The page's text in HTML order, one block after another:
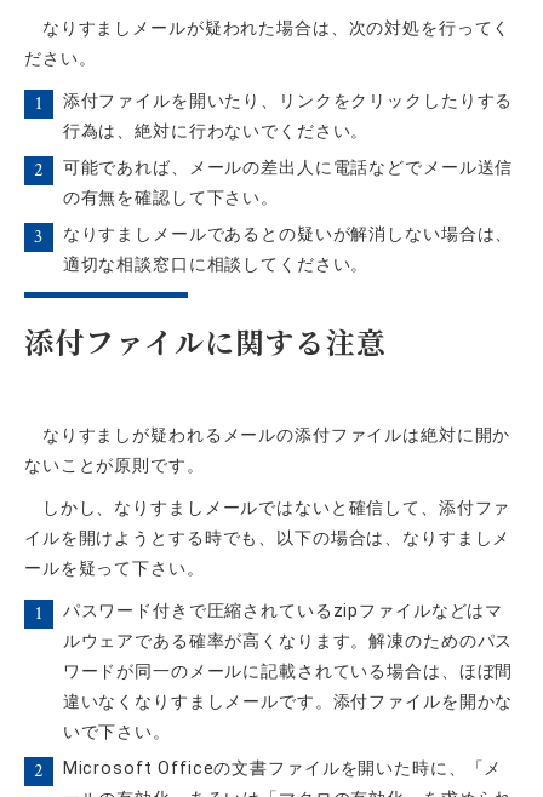
なりすましメールが疑われた場合は、次の対処を行ってく
ださい。
添付ファイルを開いたり、リンクをクリックしたりする
行為は、絶対に行わないでください。
可能であれば、メールの差出人に電話などでメール送信
の有無を確認して下さい。
なりすましメールであるとの疑いが解消しない場合は、
適切な相談窓口に相談してください。
添付ファイルに関する注意
なりすましが疑われるメールの添付ファイルは絶対に開か
ないことが原則です。
しかし、なりすましメールではないと確信して、添付ファ
イルを開けようとする時でも、以下の場合は、なりすましメ
ールを疑って下さい。
パスワード付きで圧縮されているzipファイルなどはマ
ルウェアである確率が高くなります。解凍のためのパス
ワードが同一のメールに記載されている場合は、ほぼ間
違いなくなりすましメールです。添付ファイルを開かな
いで下さい。
Microsoft Officeの文書ファイルを開いた時に、「メ